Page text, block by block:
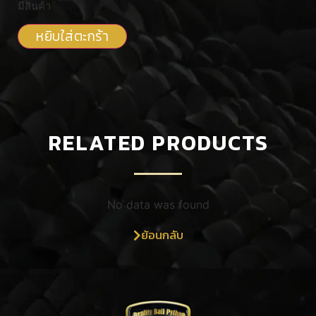
มีสินค้า
หยิบใส่ตะกร้า
RELATED PRODUCTS
No data was found
ย้อนกลับ